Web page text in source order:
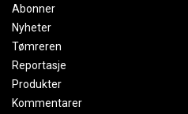
Abonner
Nyheter
Tømreren
Reportasje
Produkter
Kommentarer